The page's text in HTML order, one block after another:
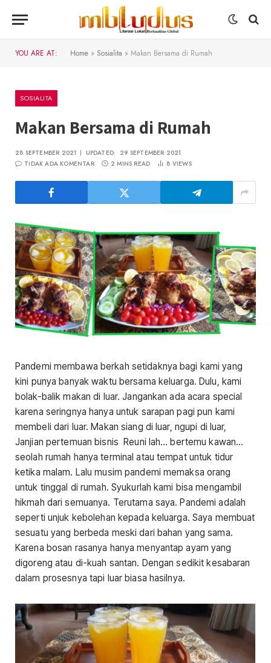
YOU ARE AT: Home » Sosialita » Makan Bersama di Rumah
SOSIALITA
Makan Bersama di Rumah
28 SEPTEMBER 2021 UPDATED: 29 SEPTEMBER 2021
TIDAK ADA KOMENTAR
2 MINS READ 8 VIEWS
Pandemi membawa berkah setidaknya bagi kami yang
kini punya banyak waktu bersama keluarga. Dulu, kami
bolak-balik makan di luar. Jangankan ada acara special
karena seringnya hanya untuk sarapan pagi pun kami
membeli dari luar. Makan siang di luar, ngupi di luar,
Janjian pertemuan bisnis Reuni lah… bertemu kawan…
seolah rumah hanya terminal atau tempat untuk tidur
ketika malam. Lalu musim pandemi memaksa orang
untuk tinggal di rumah. Syukurlah kami bisa mengambil
hikmah dari semuanya. Terutama saya. Pandemi adalah
seperti unjuk kebolehan kepada keluarga. Saya membuat
sesuatu yang berbeda meski dari bahan yang sama.
Karena bosan rasanya hanya menyantap ayam yang
digoreng atau di-kuah santan. Dengan sedikit kesabaran
dalam prosesnya tapi luar biasa hasilnya.